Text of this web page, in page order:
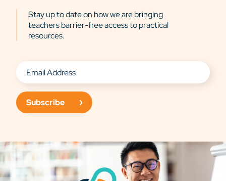
Stay up to date on how we are bringing
teachers barrier-free access to practical
resources.
Subscribe